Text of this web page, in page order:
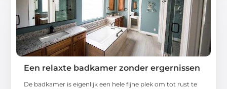
Een relaxte badkamer zonder ergernissen
De badkamer is eigenlijk een hele fijne plek om tot rust te